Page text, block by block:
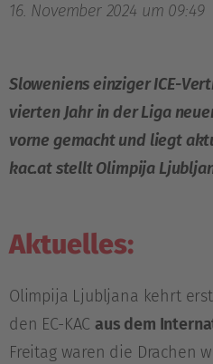
16. November 2024 um 09:49
Sloweniens einziger ICE-
vierten Jahr in der Liga
vorne gemacht und liegt
kac.at stellt Olimpija
Aktuelles:
Olimpija Ljubljana kehrt
den EC-KACaus dem
Freitag waren die Drachen